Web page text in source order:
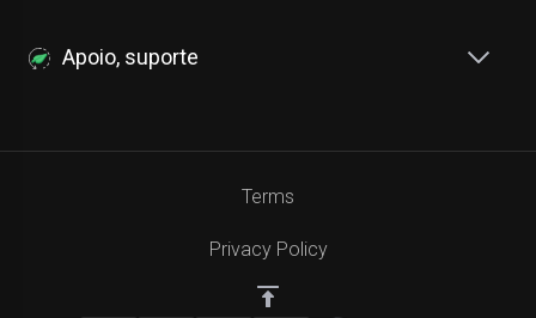
Apoio, suporte
Terms
Privacy Policy